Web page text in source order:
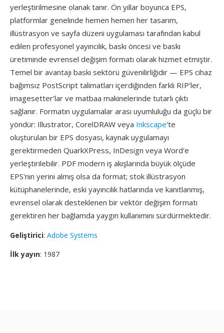
yerleştirilmesine olanak tanır. Ön yıllar boyunca EPS,
platformlar genelinde hemen hemen her tasarım,
illüstrasyon ve sayfa düzeni uygulaması tarafından kabul
edilen profesyonel yayıncılık, baskı öncesi ve baskı
üretiminde evrensel değişim formatı olarak hizmet etmiştir.
Temel bir avantajı baskı sektörü güvenilirliğidir — EPS cihaz
bağımsız PostScript talimatları içerdiğinden farklı RIP'ler,
imagesetter'lar ve matbaa makinelerinde tutarlı çıktı
sağlanır. Formatın uygulamalar arası uyumluluğu da güçlü bir
yöndür: Illustrator, CorelDRAW veya Inkscape'te
oluşturulan bir EPS dosyası, kaynak uygulamayı
gerektirmeden QuarkXPress, InDesign veya Word'e
yerleştirilebilir. PDF modern iş akışlarında büyük ölçüde
EPS'nın yerini almış olsa da format; stok illüstrasyon
kütüphanelerinde, eski yayıncılık hatlarında ve kanıtlanmış,
evrensel olarak desteklenen bir vektör değişim formatı
gerektiren her bağlamda yaygın kullanımını sürdürmektedir.
Geliştirici: Adobe Systems
İlk yayın: 1987